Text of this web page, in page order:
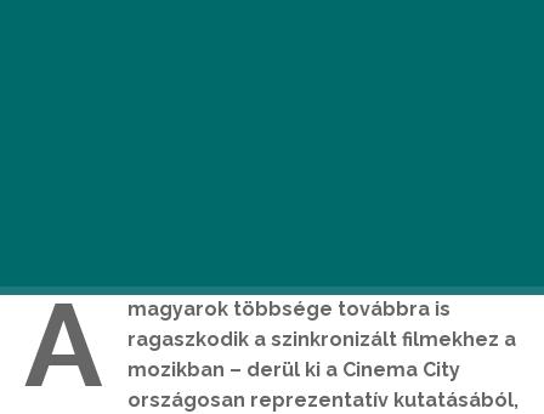
A
magyarok többsége továbbra is
ragaszkodik a szinkronizált filmekhez a
mozikban – derül ki a Cinema City
országosan reprezentatív kutatásából,